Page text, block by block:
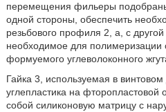
перемещения фильеры
одной стороны, обеспечить
резьбового профиля 2, а, с
необходимое для
формуемого углеволоконного
Гайка 3, используемая в
углепластика на фторопластовой
собой силиконовую матрицу с